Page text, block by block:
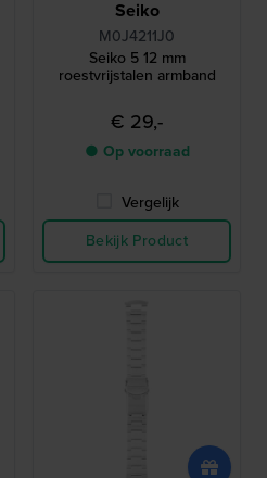
Seiko
M0J4211J0
Seiko 5 12 mm
roestvrijstalen armband
€ 29,-
● Op voorraad
Vergelijk
Bekijk Product